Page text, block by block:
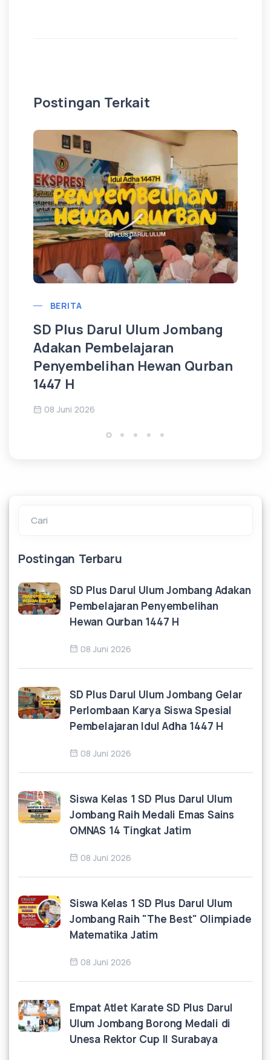
Postingan Terkait
BERITA
SD Plus Darul Ulum Jombang
Adakan Pembelajaran
Penyembelihan Hewan Qurban
1447 H
08 Juni 2026
Cari
Postingan Terbaru
SD Plus Darul Ulum Jombang Adakan
Pembelajaran Penyembelihan
Hewan Qurban 1447 H
08 Juni 2026
SD Plus Darul Ulum Jombang Gelar
Perlombaan Karya Siswa Spesial
Pembelajaran Idul Adha 1447 H
08 Juni 2026
Siswa Kelas 1 SD Plus Darul Ulum
Jombang Raih Medali Emas Sains
OMNAS 14 Tingkat Jatim
08 Juni 2026
Siswa Kelas 1 SD Plus Darul Ulum
Jombang Raih "The Best" Olimpiade
Matematika Jatim
08 Juni 2026
Empat Atlet Karate SD Plus Darul
Ulum Jombang Borong Medali di
Unesa Rektor Cup II Surabaya